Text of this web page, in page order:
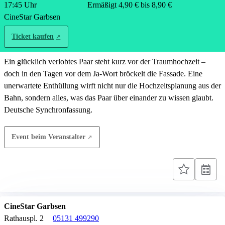
17:45 Uhr
CineStar Garbsen
Ermäßigt 4,90 € bis 8,90 €
Ticket kaufen
Ein glücklich verlobtes Paar steht kurz vor der Traumhochzeit –
doch in den Tagen vor dem Ja-Wort bröckelt die Fassade. Eine
unerwartete Enthüllung wirft nicht nur die Hochzeitsplanung aus der
Bahn, sondern alles, was das Paar über einander zu wissen glaubt.
Deutsche Synchronfassung.
Event beim Veranstalter
CineStar Garbsen
Rathauspl. 2
05131 499290